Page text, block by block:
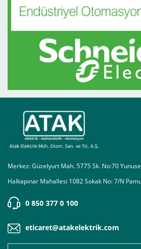
Merkez: Güzelyurt Mah. 5775 Sk. No:70
Halkapınar Mahallesi 1082 Sokak No: 7/N
0 850 377 0 100
eticaret@atakelektrik.com